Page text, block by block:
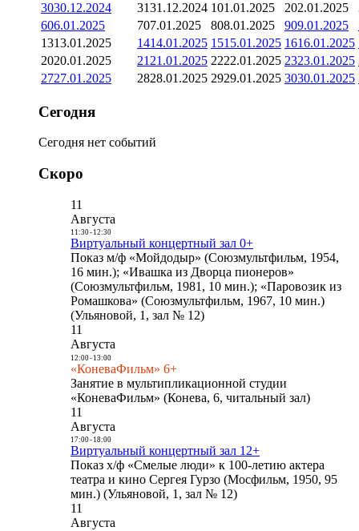
3030.12.2024 3131.12.2024 101.01.2025 202.01.2025
606.01.2025 707.01.2025 808.01.2025 909.01.2025
1313.01.2025 1414.01.2025 1515.01.2025 1616.01.2025
2020.01.2025 21 21.01.2025 2222.01.2025 2323.01.2025
2727.01.2025 2828.01.2025 2929.01.2025 3030.01.2025
Сегодня
Сегодня нет событий
Скоро
11
Августа
11:30- 12:30
Виртуальный концертный зал 0+
Показ м/ф «Мойдодыр» (Союзмультфильм, 1954,
16 мин.); «Ивашка из Дворца пионеров»
(Союзмультфильм, 1981, 10 мин.); «Паровозик из
Ромашкова» (Союзмультфильм, 1967, 10 мин.)
(Ульяновой, 1, зал № 12)
11
Августа
12:00- 13:00
«КоневаФильм» 6+
Занятие в мультипликационной студии
«КоневаФильм» (Конева, 6, читальный зал)
11
Августа
17:00- 18:00
Виртуальный концертный зал 12+
Показ х/ф «Смелые люди» к 100-летию актера
театра и кино Сергея Гурзо (Мосфильм, 1950, 95
мин.) (Ульяновой, 1, зал № 12)
11
Августа